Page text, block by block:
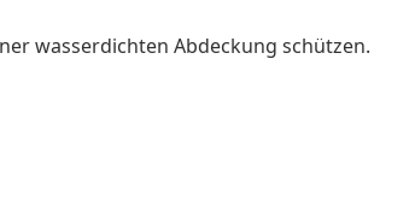
wasserdichten Abdeckung schützen.